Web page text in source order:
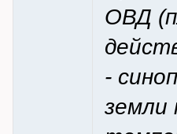
ОВД
-
земли